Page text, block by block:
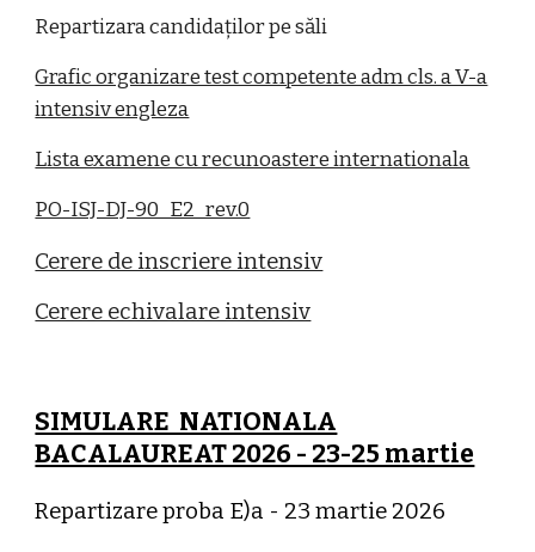
Repartizara candidaților pe săli
Grafic organizare test competente adm cls. a V-a
intensiv engleza
Lista examene cu recunoastere internationala
PO-ISJ-DJ-90_E2_rev.0
Cerere de inscriere intensiv
Cerere echivalare intensiv
SIMULARE NATIONALA
BACALAUREAT 2026 - 23-25 martie
Repartizare proba E)a - 23 martie 2026